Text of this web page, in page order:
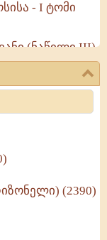
- I ტომი
(ნაწილი III)
- II ტომი
-
(2390)